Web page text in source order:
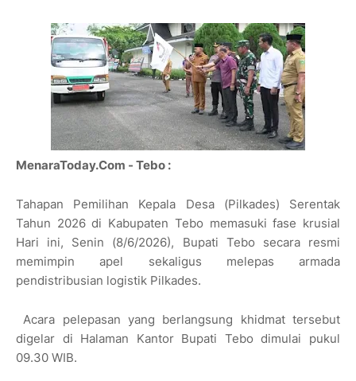
MenaraToday.Com - Tebo :
Tahapan Pemilihan Kepala Desa (Pilkades) Serentak
Tahun 2026 di Kabupaten Tebo memasuki fase krusial
Hari ini, Senin (8/6/2026), Bupati Tebo secara resmi
memimpin apel sekaligus melepas armada
pendistribusian logistik Pilkades.
Acara pelepasan yang berlangsung khidmat tersebut
digelar di Halaman Kantor Bupati Tebo dimulai pukul
09.30 WIB.